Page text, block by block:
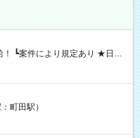
の日に現金GET♪ お仕事後はコ
！ 【試用期間】試
町田駅）